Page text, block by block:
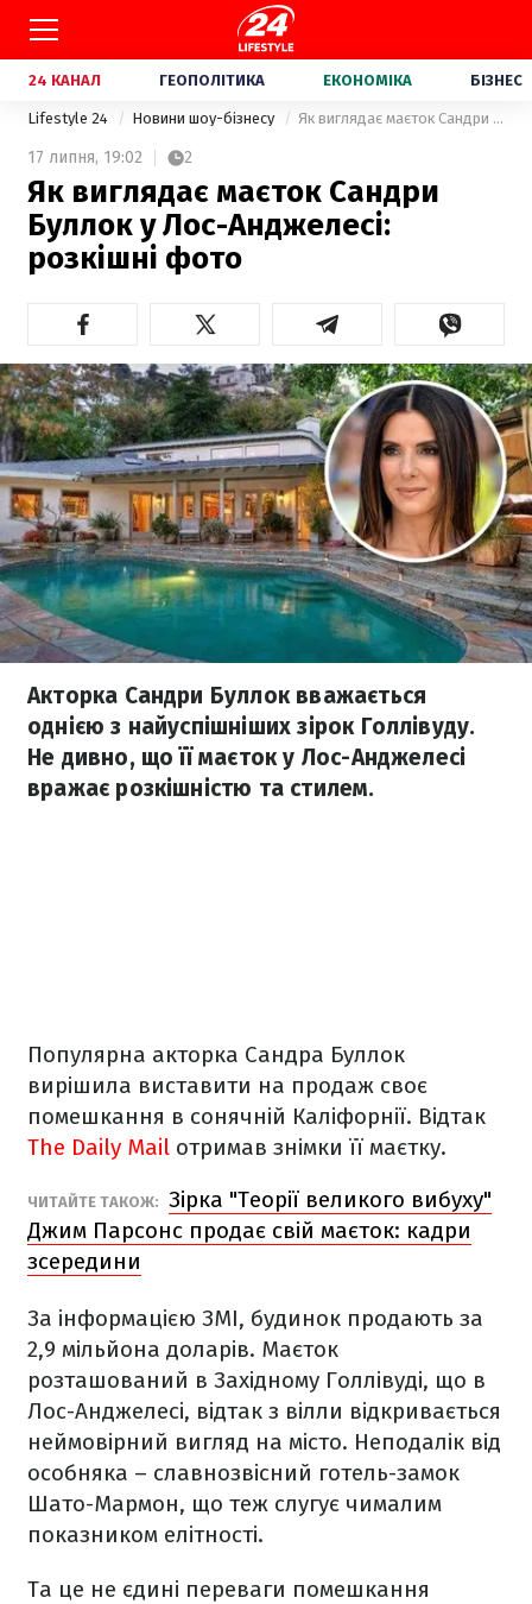
24 КАНАЛ ГЕОПОЛІТИКА ЕКОНОМІКА БІЗНЕС
Lifestyle 24 Новини шоу-бізнесу Як виглядає маєток Сандри Буллок у Лос-Анджелесі: розкішні фото
17 липня, 19:02 2
Як виглядає маєток Сандри
Буллок у Лос-Анджелесі:
розкішні фото
Акторка Сандри Буллок вважається
однією з найуспішніших зірок Голлівуду.
Не дивно, що її маєток у Лос-Анджелесі
вражає розкішністю та стилем.
Популярна акторка Сандра Буллок
вирішила виставити на продаж своє
помешкання в сонячній Каліфорнії. Відтак
The Daily Mail отримав знімки її маєтку.
ЧИТАЙТЕ ТАКОЖ: Зірка "Теорії великого вибуху"
Джим Парсонс продає свій маєток: кадри
зсередини
За інформацією ЗМІ, будинок продають за
2,9 мільйона доларів. Маєток
розташований в Західному Голлівуді, що в
Лос-Анджелесі, відтак з вілли відкривається
неймовірний вигляд на місто. Неподалік від
особняка – славнозвісний готель-замок
Шато-Мармон, що теж слугує чималим
показником елітності.
Та це не єдині переваги помешкання